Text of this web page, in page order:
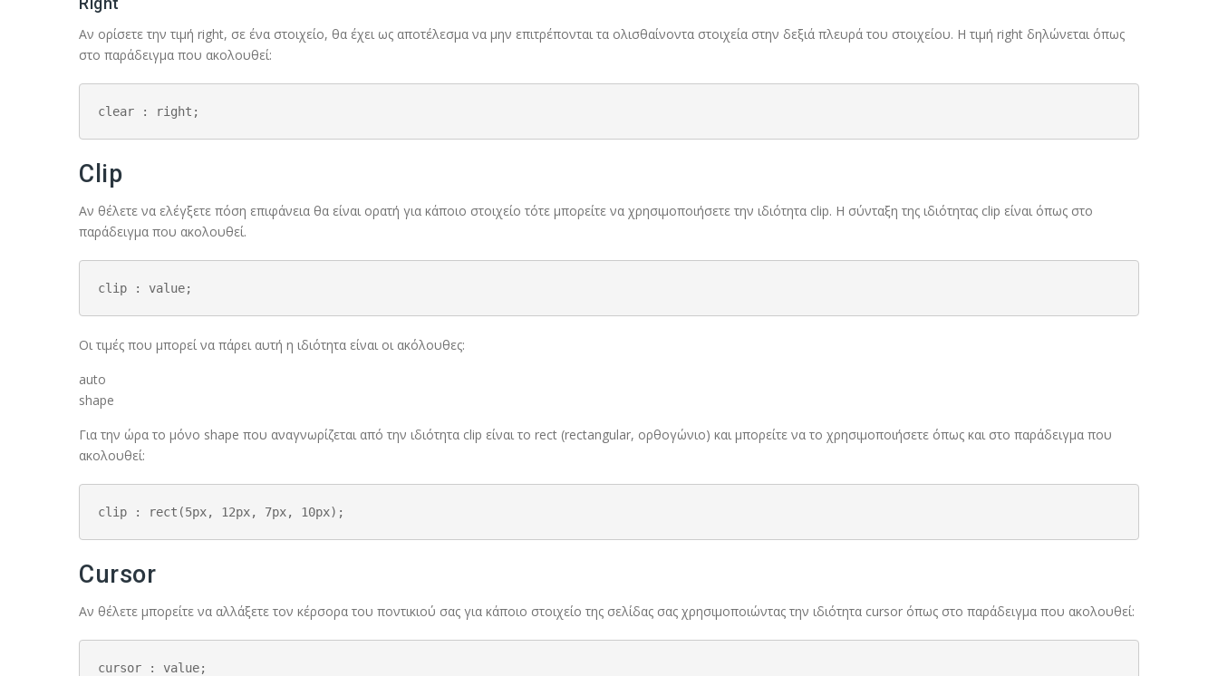
Αν ορίσετε την τιμή right, σε ένα στοιχείο, θα έχει ως αποτέλεσμα να μην επιτρέπονται τα ολισθαίνοντα στοιχεία στην δεξιά πλευρά του στοιχείου. Η τιμή right δηλώνεται όπως
στο παράδειγμα που ακολουθεί:
clear : right;
Clip
Αν θέλετε να ελέγξετε πόση επιφάνεια θα είναι ορατή για κάποιο στοιχείο τότε μπορείτε να χρησιμοποιήσετε την ιδιότητα clip. Η σύνταξη της ιδιότητας clip είναι όπως στο
παράδειγμα που ακολουθεί.
clip : value;
Οι τιμές που μπορεί να πάρει αυτή η ιδιότητα είναι οι ακόλουθες:
auto
shape
Για την ώρα το μόνο shape που αναγνωρίζεται από την ιδιότητα clip είναι το rect (rectangular, ορθογώνιο) και μπορείτε να το χρησιμοποιήσετε όπως και στο παράδειγμα που
ακολουθεί:
clip : rect(5px, 12px, 7px, 10px);
Cursor
Αν θέλετε μπορείτε να αλλάξετε τον κέρσορα του ποντικιού σας για κάποιο στοιχείο της σελίδας σας χρησιμοποιώντας την ιδιότητα cursor όπως στο παράδειγμα που ακολουθεί:
cursor : value;